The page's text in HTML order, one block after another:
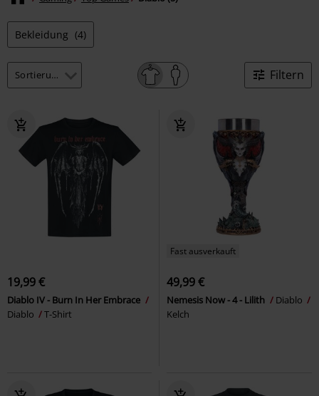
Bekleidung (4)
Filtern
19,99 €
Diablo IV - Burn In Her Embrace
Diablo
T-Shirt
Fast ausverkauft
49,99 €
Nemesis Now - 4 - Lilith
Diablo
Kelch